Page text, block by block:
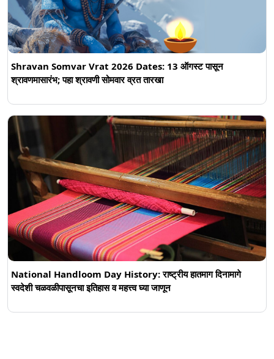
Shravan Somvar Vrat 2026 Dates: 13 ऑगस्ट पासून
श्रावणमासारंभ; पहा श्रावणी सोमवार व्रत तारखा
National Handloom Day History: राष्ट्रीय हातमाग दिनामागे
स्वदेशी चळवळीपासूनचा इतिहास व महत्त्व घ्या जाणून